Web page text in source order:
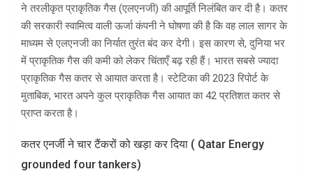
ने तरलीकृत प्राकृतिक गैस (एलएनजी) की आपूर्ति निलंबित कर दी है। कतर
की सरकारी स्वामित्व वाली ऊर्जा कंपनी ने घोषणा की है कि वह लाल सागर के
माध्यम से एलएनजी का निर्यात तुरंत बंद कर देगी। इस कारण से, दुनिया भर
में प्राकृतिक गैस की कमी को लेकर चिंताएँ बढ़ रही हैं। भारत सबसे ज्यादा
प्राकृतिक गैस कतर से आयात करता है। स्टेटिका की 2023 रिपोर्ट के
मुताबिक, भारत अपने कुल प्राकृतिक गैस आयात का 42 प्रतिशत कतर से
प्राप्त करता है।
कतर एनर्जी ने चार टैंकरों को खड़ा कर दिया ( Qatar Energy
grounded four tankers)